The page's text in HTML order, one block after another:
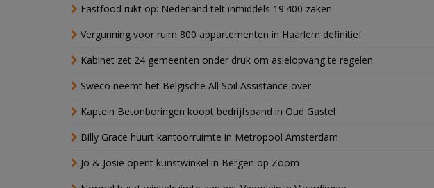
Fastfood rukt op: Nederland telt inmiddels 19.400 zaken
Vergunning voor ruim 800 appartementen in Haarlem definitief
Kabinet zet 24 gemeenten onder druk om asielopvang te regelen
Sweco neemt het Belgische All Soil Assistance over
Kaptein Betonboringen koopt bedrijfspand in Oud Gastel
Billy Grace huurt kantoorruimte in Metropool Amsterdam
Jo & Josie opent kunstwinkel in Bergen op Zoom